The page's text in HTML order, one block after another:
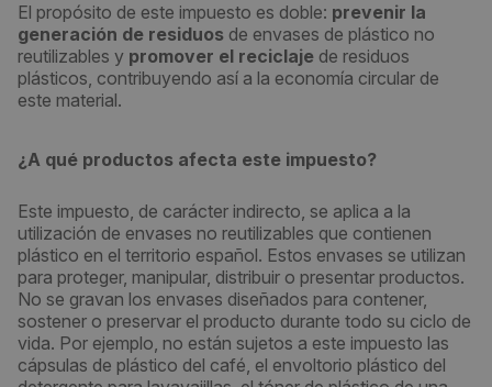
El propósito de este impuesto es doble: prevenir la
generación de residuos de envases de plástico no
reutilizables y promover el reciclaje de residuos
plásticos, contribuyendo así a la economía circular de
este material.
¿A qué productos afecta este impuesto?
Este impuesto, de carácter indirecto, se aplica a la
utilización de envases no reutilizables que contienen
plástico en el territorio español. Estos envases se utilizan
para proteger, manipular, distribuir o presentar productos.
No se gravan los envases diseñados para contener,
sostener o preservar el producto durante todo su ciclo de
vida. Por ejemplo, no están sujetos a este impuesto las
cápsulas de plástico del café, el envoltorio plástico del